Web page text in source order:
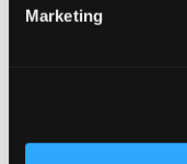
Marketing